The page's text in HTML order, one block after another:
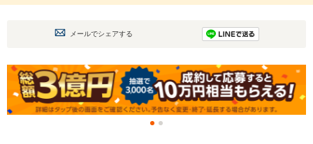
メールでシェアする